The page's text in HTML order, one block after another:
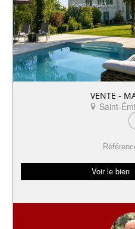
VENTE -
Saint-
Voir le bien